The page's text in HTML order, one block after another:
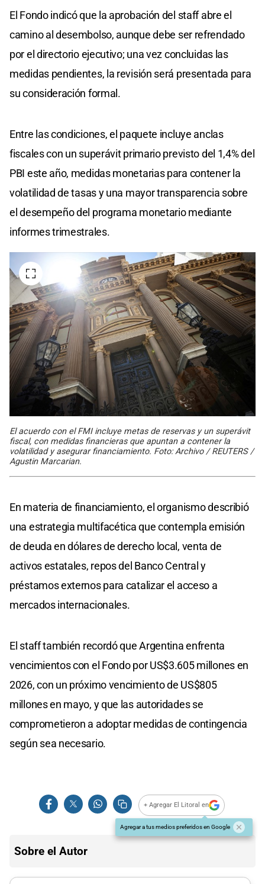
El Fondo indicó que la aprobación del staff abre el
camino al desembolso, aunque debe ser refrendado
por el directorio ejecutivo; una vez concluidas las
medidas pendientes, la revisión será presentada para
su consideración formal.
Entre las condiciones, el paquete incluye anclas
fiscales con un superávit primario previsto del 1,4% del
PBI este año, medidas monetarias para contener la
volatilidad de tasas y una mayor transparencia sobre
el desempeño del programa monetario mediante
informes trimestrales.
El acuerdo con el FMI incluye metas de reservas y un superávit
fiscal, con medidas financieras que apuntan a contener la
volatilidad y asegurar financiamiento. Foto: Archivo / REUTERS /
Agustin Marcarian.
En materia de financiamiento, el organismo describió
una estrategia multifacética que contempla emisión
de deuda en dólares de derecho local, venta de
activos estatales, repos del Banco Central y
préstamos externos para catalizar el acceso a
mercados internacionales.
El staff también recordó que Argentina enfrenta
vencimientos con el Fondo por US$3.605 millones en
2026, con un próximo vencimiento de US$805
millones en mayo, y que las autoridades se
comprometieron a adoptar medidas de contingencia
según sea necesario.
+ Agregar El Litoral en
Agregar a tus medios preferidos en Google
Sobre el Autor